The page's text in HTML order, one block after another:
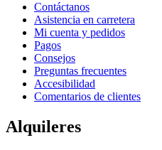
Contáctanos
Asistencia en carretera
Mi cuenta y pedidos
Pagos
Consejos
Preguntas frecuentes
Accesibilidad
Comentarios de clientes
Alquileres